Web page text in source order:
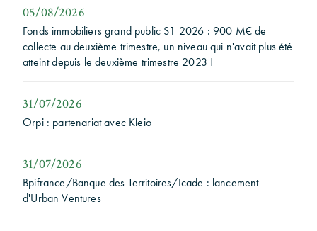
05/08/2026
Fonds immobiliers grand public S1 2026 : 900 M€ de
collecte au deuxième trimestre, un niveau qui n'avait plus été
atteint depuis le deuxième trimestre 2023 !
31/07/2026
Orpi : partenariat avec Kleio
31/07/2026
Bpifrance/Banque des Territoires/Icade : lancement
d'Urban Ventures